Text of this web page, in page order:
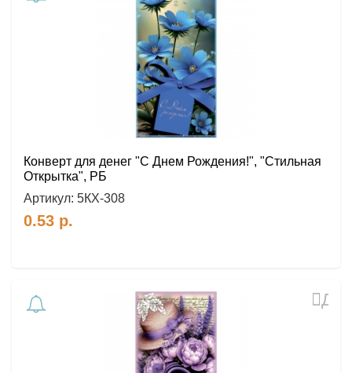
Конверт для денег "С Днем Рождения!", "Стильная
Открытка", РБ
Артикул: 5КХ-308
0.53 р.